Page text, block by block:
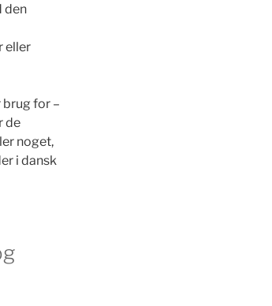
den
eller
brug for –
de
noget,
i dansk